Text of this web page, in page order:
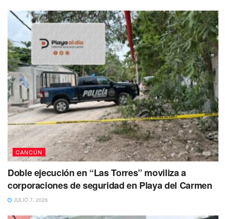
quienes se encargarían de procesar el lugar del hallazgo y
trasladar la cabeza humana al Servicio Médico Forense
(SEMEFO) para su correcta identificación.
CANCÚN
Doble ejecución en “Las Torres” moviliza a
corporaciones de seguridad en Playa del Carmen
JULIO 7, 2026